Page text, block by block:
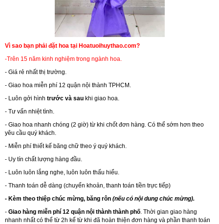
Vì sao bạn phải đặt hoa tại Hoatuoihuythao.com?
-Trên 15 năm kinh nghiệm trong ngành hoa.
- Giá rẻ nhất thị trường.
- Giao hoa miễn phí 12 quận nội thành TPHCM.
- Luôn gởi hình trước và sau khi giao hoa.
- Tư vấn nhiệt tình.
- Giao hoa nhanh chóng (2 giờ) từ khi chốt đơn hàng. Có thể sớm hơn theo
yêu cầu quý khách.
- Miễn phí thiết kế băng chữ theo ý quý khách.
- Uy tín chất lượng hàng đầu.
- Luôn luôn lắng nghe, luôn luôn thấu hiểu.
- Thanh toán dễ dàng (chuyển khoản, thanh toán tiền trực tiếp)
- Kèm theo thiệp chúc mừng, băng rôn (nếu có nội dung chúc mừng).
- Giao hàng miễn phí 12 quận nội thành thành phố. Thời gian giao hàng
nhanh nhất có thể từ 2h kể từ khi đã hoàn thiện đơn hàng và phần thanh toán